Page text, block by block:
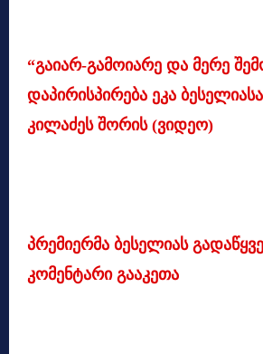
“გაიარ-გამოიარე და მერე
დაპირისპირება ეკა
კილაძეს შორის (ვიდეო)
პრემიერმა ბესელიას
კომენტარი გააკეთა